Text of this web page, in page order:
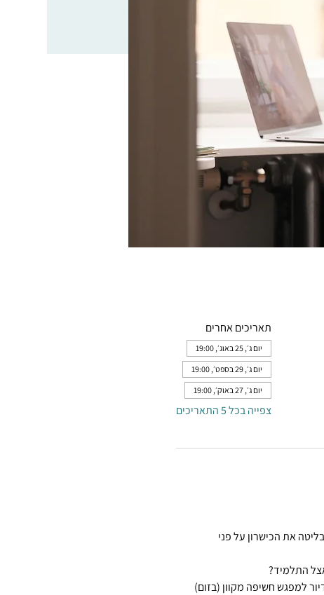
תאריכים אחרים
יום ג׳, 25 באוג׳, 19:00
יום ג׳, 29 בספט׳, 19:00
יום ג׳, 27 באוק׳, 19:00
צפייה בכל 5 התאריכים
את הכישרון על פני
התלמיד?
למפגש חשיפה מקוון (בזום)